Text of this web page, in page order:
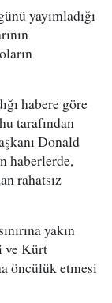
yayımladığı
habere göre
tarafından
Donald
haberlerde,
rahatsız
yakın
ve Kürt
öncülük etmesi